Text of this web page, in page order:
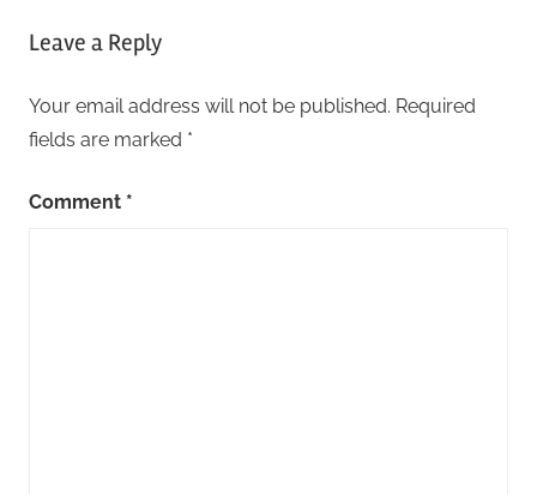
Leave a Reply
Your email address will not be published. Required
fields are marked *
Comment *